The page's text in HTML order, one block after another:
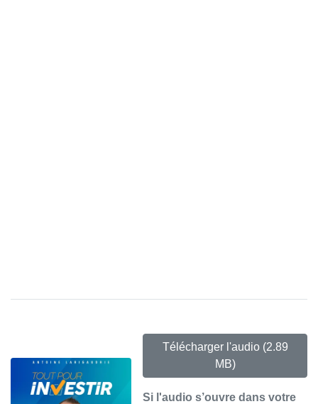
Télécharger l'audio (2.89
MB)
Si l'audio s’ouvre dans votre